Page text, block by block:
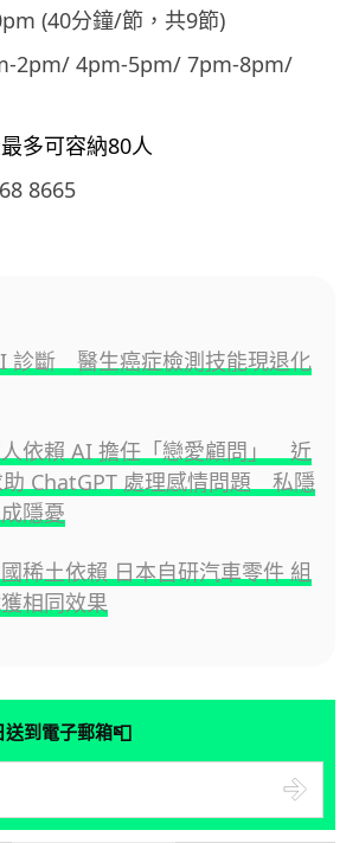
(40分鐘/節，共9節)
2pm/ 4pm-5pm/ 7pm-8pm/
最多可容納80人
8665
診斷 醫生癌症檢測技能現退化
依賴 AI 擔任「戀愛顧問」 近
助 ChatGPT 處理感情問題 私隱
隱憂
稀土依賴 日本自研汽車零件 組
相同效果
送到電子郵箱📮